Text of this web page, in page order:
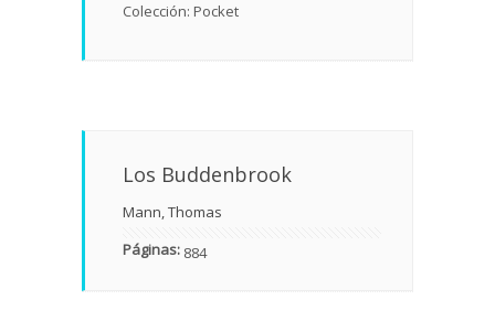
Colección: Pocket
Los Buddenbrook
Mann, Thomas
Páginas: 884